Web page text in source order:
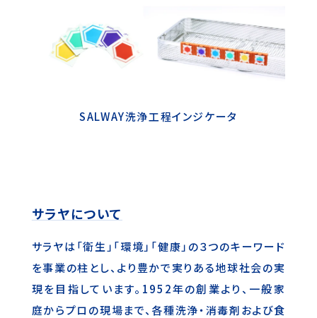
SALWAY洗浄工程インジケータ
サラヤについて
サラヤは「衛生」「環境」「健康」の３つのキーワード
を事業の柱とし、より豊かで実りある地球社会の実
現を目指しています。1952年の創業より、一般家
庭からプロの現場まで、各種洗浄・消毒剤および食